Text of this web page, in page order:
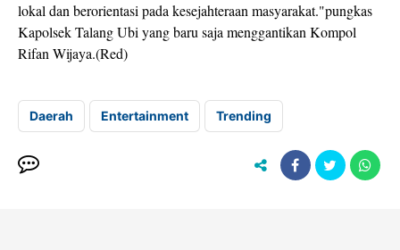
lokal dan berorientasi pada kesejahteraan masyarakat."pungkas
Kapolsek Talang Ubi yang baru saja menggantikan Kompol
Rifan Wijaya.(Red)
Daerah Entertainment Trending